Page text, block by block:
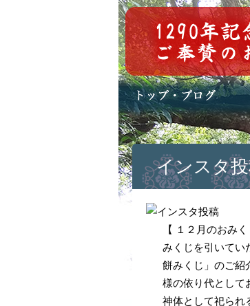
トップページ
ブログ(日々八百万)
お知らせ一覧
インスタ
【 １２月のおみ
みくじを引いてい
餅みくじ」のご紹
様の依り代として
神体として祀られ